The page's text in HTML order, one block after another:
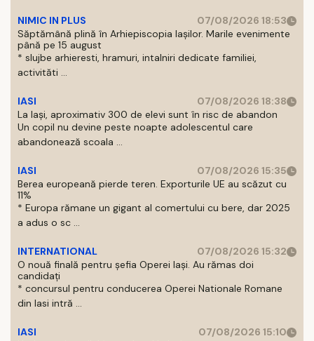
NIMIC IN PLUS
07/08/2026 18:53
Săptămână plină în Arhiepiscopia Iașilor. Marile evenimente
până pe 15 august
* slujbe arhieresti, hramuri, intalniri dedicate familiei,
activităti ...
IASI
07/08/2026 18:38
La Iași, aproximativ 300 de elevi sunt în risc de abandon
Un copil nu devine peste noapte adolescentul care
abandonează scoala ...
IASI
07/08/2026 15:35
Berea europeană pierde teren. Exporturile UE au scăzut cu
11%
* Europa rămane un gigant al comertului cu bere, dar 2025
a adus o sc ...
INTERNATIONAL
07/08/2026 15:32
O nouă finală pentru șefia Operei Iași. Au rămas doi
candidați
* concursul pentru conducerea Operei Nationale Romane
din Iasi intră ...
IASI
07/08/2026 15:10